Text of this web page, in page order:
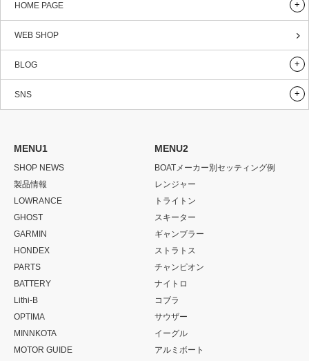
HOME PAGE
WEB SHOP
BLOG
SNS
MENU1
SHOP NEWS
製品情報
LOWRANCE
GHOST
GARMIN
HONDEX
PARTS
BATTERY
Lithi-B
OPTIMA
MINNKOTA
MOTOR GUIDE
MENU2
BOATメーカー別セッティング例
レンジャー
トライトン
スキーター
ギャンブラー
ストラトス
チャンピオン
ナイトロ
コブラ
サウザー
イーグル
アルミボート